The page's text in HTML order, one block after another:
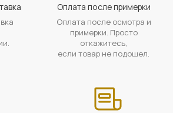
Оплата после примерки
Оплата после осмотра и
примерки. Просто
откажитесь,
если товар не подошел.